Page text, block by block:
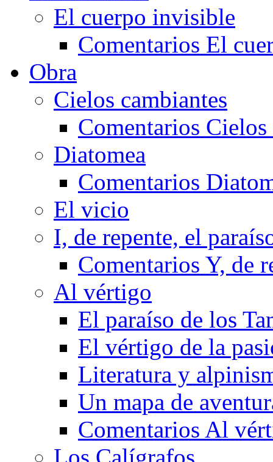
El cuerpo invisible
Comentarios El
Obra
Cielos cambiantes
Comentarios Cielos
Diatomea
Comentarios
El vicio
I, de repente, el
Comentarios Y, de
Al vértigo
El paraíso de los
El vértigo de la
Literatura y
Un mapa de
Comentarios Al
Los Calígrafos